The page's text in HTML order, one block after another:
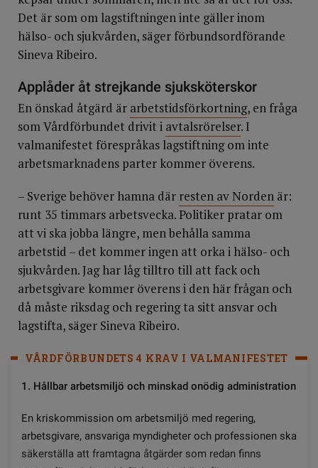
Det är som om lagstiftningen inte gäller inom
hälso- och sjukvården, säger förbundsordförande
Sineva Ribeiro.
Applåder åt strejkande sjuksköterskor
En önskad åtgärd är arbetstidsförkortning, en fråga
som Vårdförbundet drivit i avtalsrörelser. I
valmanifestet förespråkas lagstiftning om inte
arbetsmarknadens parter kommer överens.
– Sverige behöver hamna där resten av Norden är:
runt 35 timmars arbetsvecka. Politiker pratar om
att vi ska jobba längre, men behålla samma
arbetstid – det kommer ingen att orka i hälso- och
sjukvården. Jag har låg tilltro till att fack och
arbetsgivare kommer överens i den här frågan och
då måste riksdag och regering ta sitt ansvar och
lagstifta, säger Sineva Ribeiro.
VÅRDFÖRBUNDETS 4 KRAV I VALMANIFESTET
1. Hållbar arbetsmiljö och minskad onödig administration
En kriskommission om arbetsmiljö med regering,
arbetsgivare, ansvariga myndigheter och professionen ska
säkerställa att framtagna åtgärder som redan finns